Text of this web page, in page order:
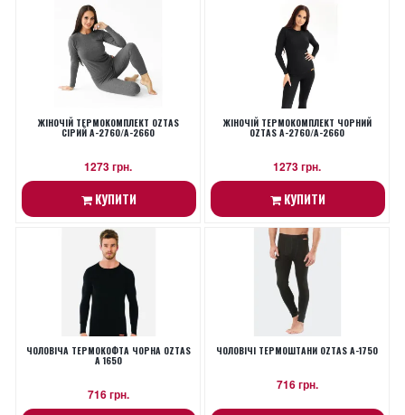
ЖІНОЧІЙ ТЕРМОКОМПЛЕКТ OZTAS
СІРИЙ A-2760/A-2660
1273 грн.
КУПИТИ
ЖІНОЧІЙ ТЕРМОКОМПЛЕКТ ЧОРНИЙ
OZTAS A-2760/A-2660
1273 грн.
КУПИТИ
ЧОЛОВІЧА ТЕРМОКОФТА ЧОРНА OZTAS
A 1650
716 грн.
ЧОЛОВІЧІ ТЕРМОШТАНИ OZTAS A-1750
716 грн.